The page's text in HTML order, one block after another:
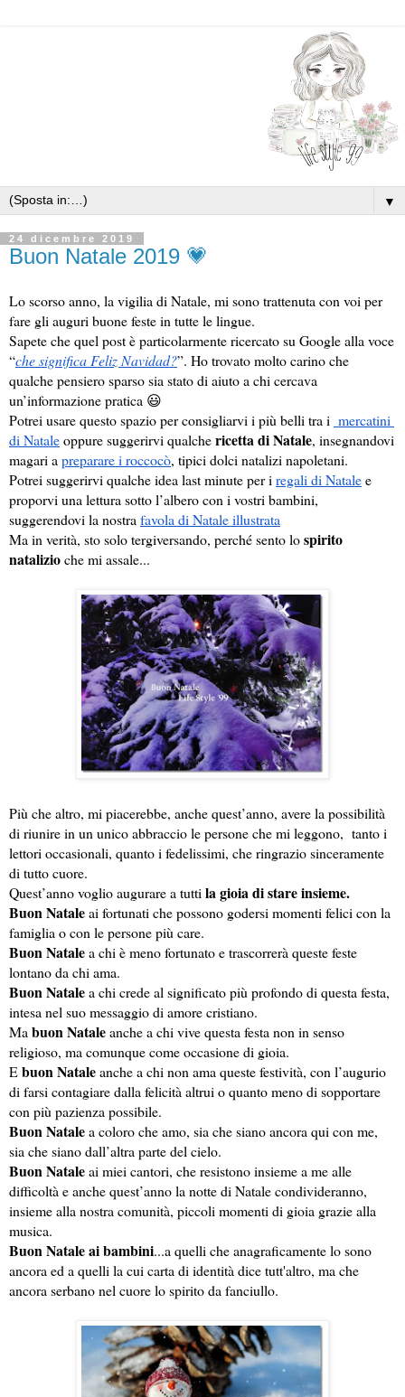
▼
24 dicembre 2019
Buon Natale 2019 💗
Lo scorso anno, la vigilia di Natale, mi sono trattenuta con voi per
fare gli auguri buone feste in tutte le lingue.
Sapete che quel post è particolarmente ricercato su Google alla voce
“che significa Feliz Navidad?”. Ho trovato molto carino che
qualche pensiero sparso sia stato di aiuto a chi cercava
un’informazione pratica 😃
Potrei usare questo spazio per consigliarvi i più belli tra i mercatini
di Natale oppure suggerirvi qualche ricetta di Natale, insegnandovi
magari a preparare i roccocò, tipici dolci natalizi napoletani.
Potrei suggerirvi qualche idea last minute per i regali di Natale e
proporvi una lettura sotto l’albero con i vostri bambini,
suggerendovi la nostra favola di Natale illustrata
Ma in verità, sto solo tergiversando, perché sento lo spirito
natalizio che mi assale...
Più che altro, mi piacerebbe, anche quest’anno, avere la possibilità
di riunire in un unico abbraccio le persone che mi leggono,  tanto i
lettori occasionali, quanto i fedelissimi, che ringrazio sinceramente
di tutto cuore.
Quest’anno voglio augurare a tutti la gioia di stare insieme.
Buon Natale ai fortunati che possono godersi momenti felici con la
famiglia o con le persone più care.
Buon Natale a chi è meno fortunato e trascorrerà queste feste
lontano da chi ama.
Buon Natale a chi crede al significato più profondo di questa festa,
intesa nel suo messaggio di amore cristiano.
Ma buon Natale anche a chi vive questa festa non in senso
religioso, ma comunque come occasione di gioia.
E buon Natale anche a chi non ama queste festività, con l’augurio
di farsi contagiare dalla felicità altrui o quanto meno di sopportare
con più pazienza possibile.
Buon Natale a coloro che amo, sia che siano ancora qui con me,
sia che siano dall’altra parte del cielo.
Buon Natale ai miei cantori, che resistono insieme a me alle
difficoltà e anche quest’anno la notte di Natale condivideranno,
insieme alla nostra comunità, piccoli momenti di gioia grazie alla
musica.
Buon Natale ai bambini...a quelli che anagraficamente lo sono
ancora ed a quelli la cui carta di identità dice tutt'altro, ma che
ancora serbano nel cuore lo spirito da fanciullo.